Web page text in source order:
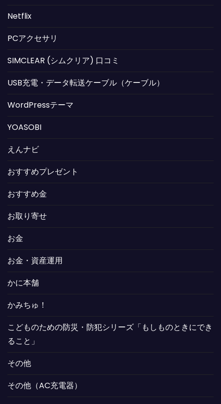
Netflix
PCアクセサリ
SIMCLEAR (シムクリア) 口コミ
USB充電・データ転送ケーブル（ケーブル）
WordPressテーマ
YOASOBI
えんナビ
おすすめプレゼント
おすすめ金
お取り寄せ
お金
お金・資産運用
かに本舗
かみちゅ！
こどものための防災・防犯シリーズ「もしものときにでき
ること」
その他
その他（AC充電器）